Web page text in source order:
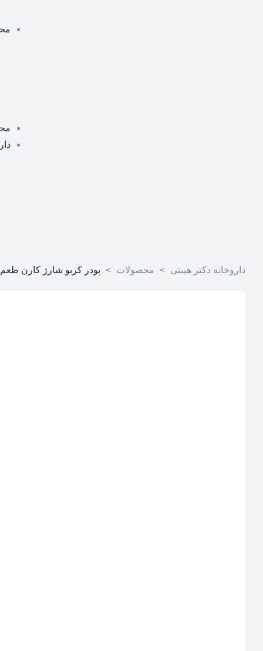
داروخانه دکتر هیبتی > محصولات > پودر کربو شارژ کارن طعم پرتقال